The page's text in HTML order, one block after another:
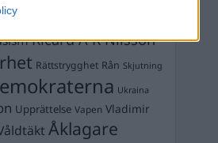
Inedahl
Ricard A R Nilsson
Rättstrygghet Rån Skjutning
Ukraina
Upprättelse Vapen Vladimir
Åklagare